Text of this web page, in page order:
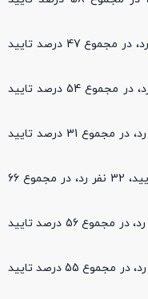
19- استان کردستان؛ 101 نفر تایید، 106 نفر رد، در مجموع 47 درصد تایید
20- استان کرمان؛ 144 نفر تایید، 105 نفر رد، در مجموع 54 درصد تایید
21- استان کرمانشاه؛ 92 نفر تایید، 189 نفر رد، در مجموع 31 درصد تایید
22- استان کهکیلویه و بویر احمد؛ 71نفر تایید، 32 نفر رد، در مجموع 66
23- استان لرستان؛ 172 نفر تایید، 124 نفر رد، در مجموع 56 درصد تایید
24- استان مازندران؛ 169 نفر تایید، 123 نفر رد، در مجموع 55 درصد تایید